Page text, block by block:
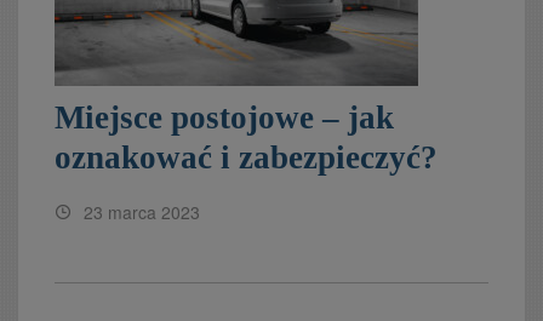
Miejsce postojowe – jak
oznakować i zabezpieczyć?
23 marca 2023